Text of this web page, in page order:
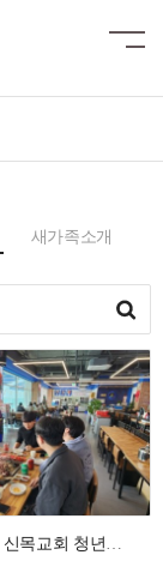
새가족소개
신목교회 청년부 동계수련회